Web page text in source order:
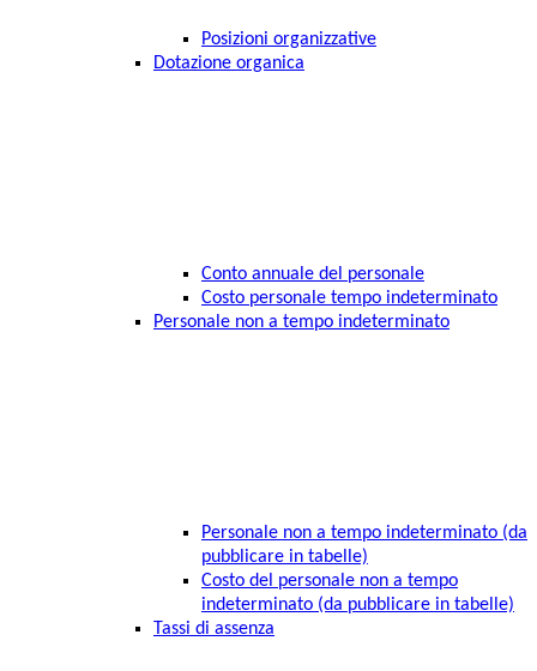
Posizioni organizzative
Dotazione organica
Conto annuale del personale
Costo personale tempo indeterminato
Personale non a tempo indeterminato
Personale non a tempo indeterminato (da
pubblicare in tabelle)
Costo del personale non a tempo
indeterminato (da pubblicare in tabelle)
Tassi di assenza